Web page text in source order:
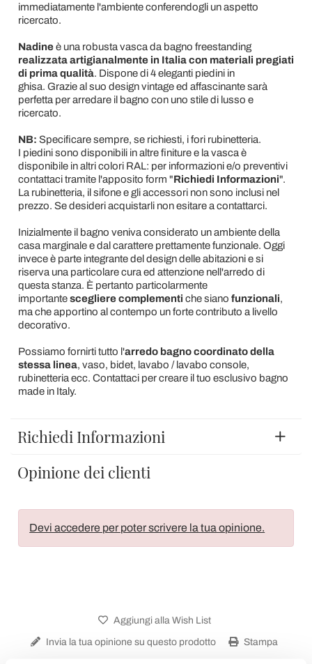
immediatamente l'ambiente conferendogli un aspetto
ricercato.
Nadineè una robusta vasca da bagno freestanding
realizzata artigianalmente in Italia con materiali pregiati
di prima qualità. Dispone di 4 eleganti piedini in
ghisa. Grazie al suo design vintage ed affascinante sarà
perfetta per arredare il bagno con uno stile di lusso e
ricercato.
NB: Specificare sempre, se richiesti, i fori rubinetteria.
I piedini sono disponibili in altre finiture e la vasca è
disponibile in altri colori RAL: per informazioni e/o preventivi
contattaci tramite l'apposito form "Richiedi Informazioni".
La rubinetteria, il sifone e gli accessori non sono inclusi nel
prezzo. Se desideri acquistarli non esitare a contattarci.
Inizialmente il bagno veniva considerato un ambiente della
casa marginale e dal carattere prettamente funzionale. Oggi
invece è parte integrante del design delle abitazioni e si
riserva una particolare cura ed attenzione nell'arredo di
questa stanza. È pertanto particolarmente
importantescegliere complementi che siano funzionali,
ma che apportino al contempo un forte contributo a livello
decorativo.
Possiamo fornirti tutto l'arredo bagno coordinato della
stessa linea, vaso, bidet, lavabo / lavabo console,
rubinetteria ecc. Contattaci per creare il tuo esclusivo bagno
made in Italy.
Richiedi Informazioni
Opinione dei clienti
Devi accedere per poter scrivere la tua opinione.
Aggiungi alla Wish List
Invia la tua opinione su questo prodotto Stampa